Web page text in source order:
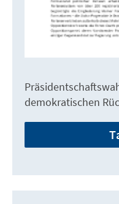
demokratischen